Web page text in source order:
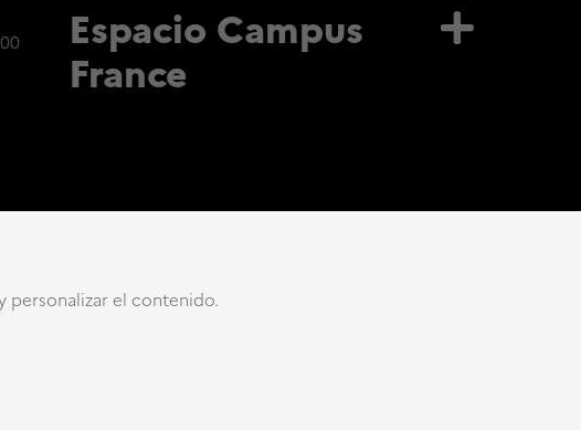
personalizar el contenido.
Espacio Campus
France